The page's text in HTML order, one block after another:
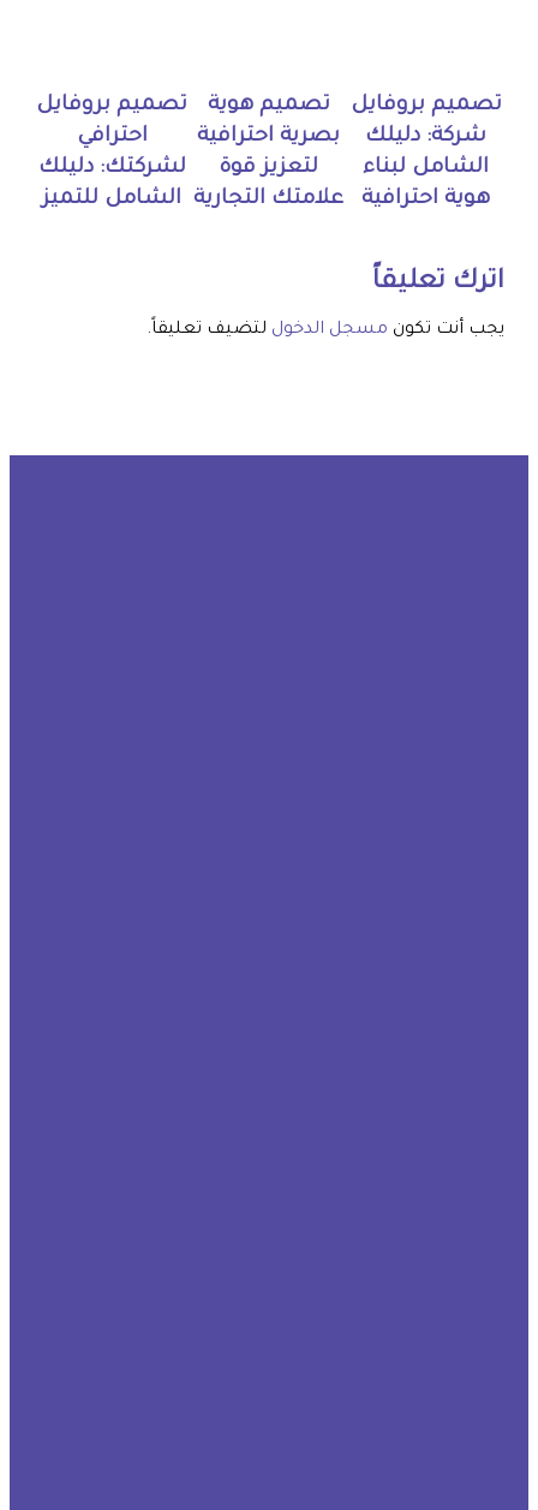
تصميم بروفايل
شركة: دليلك
الشامل لبناء
هوية احترافية
تصميم هوية
بصرية احترافية
لتعزيز قوة
علامتك التجارية
تصميم بروفايل
احترافي
لشركتك: دليلك
الشامل للتميز
اترك تعليقاً
يجب أنت تكون مسجل الدخول لتضيف تعليقاً.